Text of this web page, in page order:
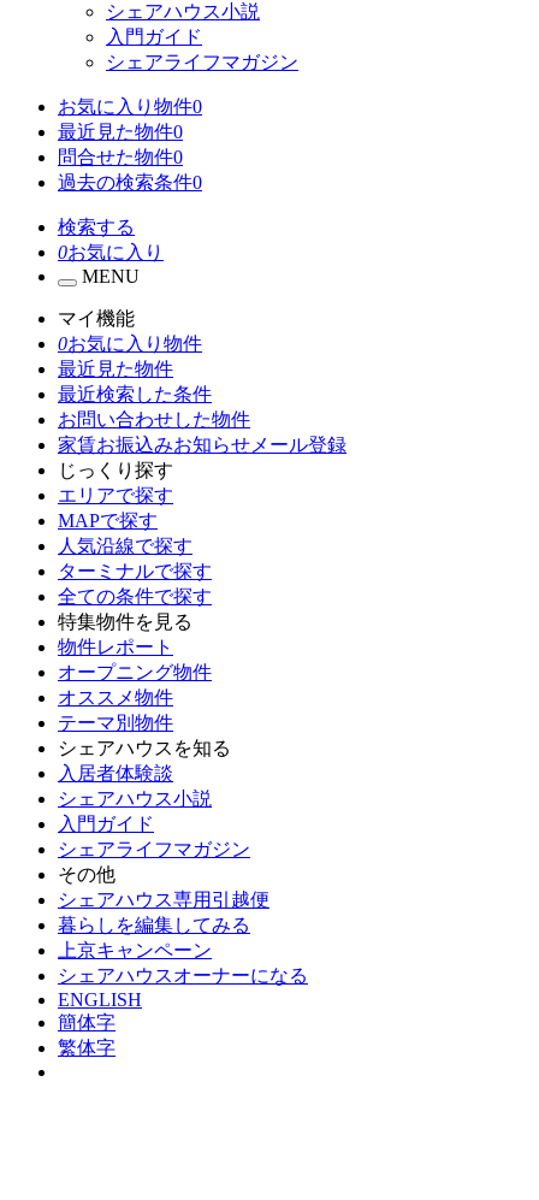
シェアハウス小説
入門ガイド
シェアライフマガジン
お気に入り物件0
最近見た物件0
問合せた物件0
過去の検索条件0
検索する
0お気に入り
MENU
マイ機能
0お気に入り物件
最近見た物件
最近検索した条件
お問い合わせした物件
家賃お振込みお知らせメール登録
じっくり探す
エリアで探す
MAPで探す
人気沿線で探す
ターミナルで探す
全ての条件で探す
特集物件を見る
物件レポート
オープニング物件
オススメ物件
テーマ別物件
シェアハウスを知る
入居者体験談
シェアハウス小説
入門ガイド
シェアライフマガジン
その他
シェアハウス専用引越便
暮らしを編集してみる
上京キャンペーン
シェアハウスオーナーになる
ENGLISH
簡体字
繁体字